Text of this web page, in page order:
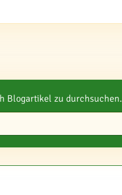
Blogartikel zu durchsuchen.